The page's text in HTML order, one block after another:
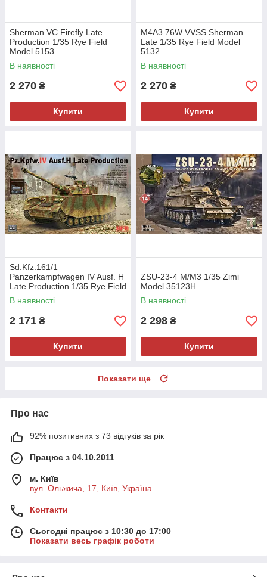
Sherman VC Firefly Late
Production 1/35 Rye Field
Model 5153
В наявності
2 270 ₴
Купити
M4A3 76W VVSS Sherman
Late 1/35 Rye Field Model
5132
В наявності
2 270 ₴
Купити
Sd.Kfz.161/1
Panzerkampfwagen IV Ausf. H
Late Production 1/35 Rye Field
Model 5127
В наявності
2 171 ₴
Купити
ZSU-23-4 M/M3 1/35 Zimi
Model 35123H
В наявності
2 298 ₴
Купити
Показати ще
Про нас
92% позитивних з 73 відгуків за рік
Працює з 04.10.2011
м. Київ
вул. Ольжича, 17, Київ, Україна
Контакти
Сьогодні працює з 10:30 до 17:00
Показати весь графік роботи